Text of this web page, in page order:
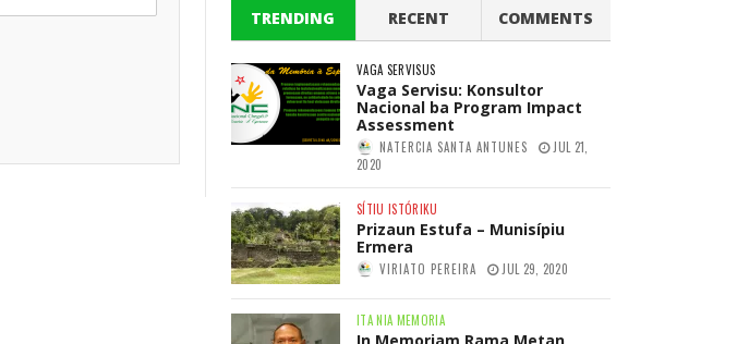
TRENDING RECENT COMMENTS
VAGA SERVISUS
Vaga Servisu: Konsultor
Nacional ba Program Impact
Assessment
NATERCIA SANTA ANTUNES
JUL 21,
2020
SÍTIU ISTÓRIKU
Prizaun Estufa – Munisípiu
Ermera
VIRIATO PEREIRA JUL 29, 2020
ITA NIA MEMORIA